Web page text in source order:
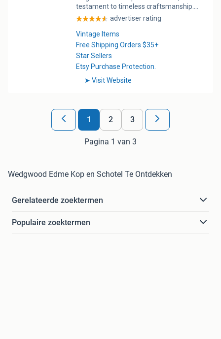
1 2 3
Pagina 1 van 3
Wedgwood Edme Kop en Schotel Te Ontdekken
Gerelateerde zoektermen
Populaire zoektermen